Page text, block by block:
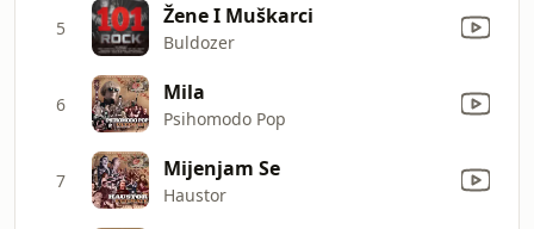
5 Žene I Muškarci
Buldozer
6 Mila
Psihomodo Pop
7 Mijenjam Se
Haustor